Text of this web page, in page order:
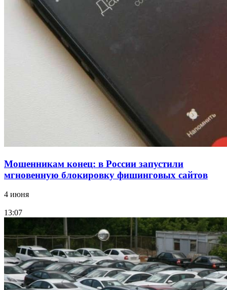
Сладкий праздник в Волгограде: в Центральном
парке прошёл фестиваль „Арбузный переполох“
Волгоградские компании нарастили экспорт:
заключены контракты на 3,6 млн долларов
Мошенникам конец: в России запустили
мгновенную блокировку фишинговых сайтов
4 июня
13:07